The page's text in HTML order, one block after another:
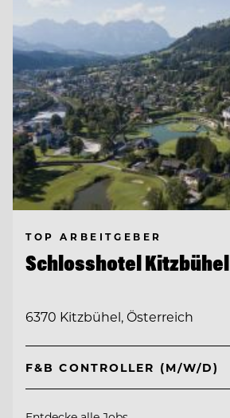
TOP ARBEITGEBER
Schlosshotel Kitzbühel
6370 Kitzbühel, Österreich
F&B CONTROLLER (M/W/D)